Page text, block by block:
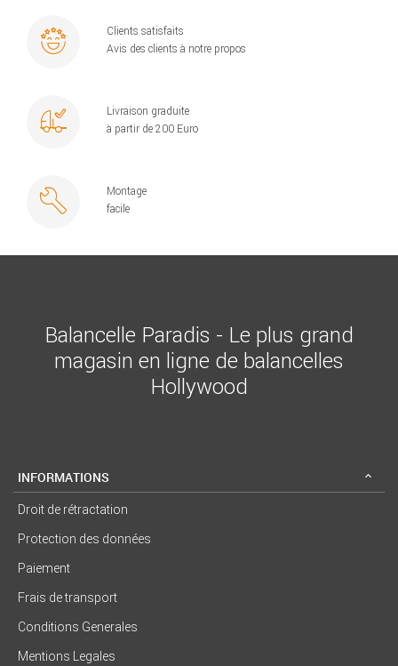
Clients satisfaits
Avis des clients à notre propos
Livraison graduite
à partir de 200 Euro
Montage
facile
Balancelle Paradis - Le plus grand
magasin en ligne de balancelles
Hollywood
INFORMATIONS
Droit de rétractation
Protection des données
Paiement
Frais de transport
Conditions Generales
Mentions Legales